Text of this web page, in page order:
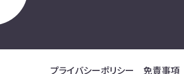
プライバシーポリシー 免責事項